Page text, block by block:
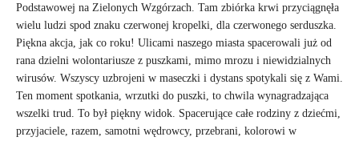
Podstawowej na Zielonych Wzgórzach. Tam zbiórka krwi przyciągnęła
wielu ludzi spod znaku czerwonej kropelki, dla czerwonego serduszka.
Piękna akcja, jak co roku! Ulicami naszego miasta spacerowali już od
rana dzielni wolontariusze z puszkami, mimo mrozu i niewidzialnych
wirusów. Wszyscy uzbrojeni w maseczki i dystans spotykali się z Wami.
Ten moment spotkania, wrzutki do puszki, to chwila wynagradzająca
wszelki trud. To był piękny widok. Spacerujące całe rodziny z dziećmi,
przyjaciele, razem, samotni wędrowcy, przebrani, kolorowi w